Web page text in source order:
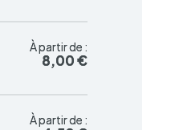
À partir de :
8,00 €
À partir de :
8,00 €
À partir de :
À partir de :